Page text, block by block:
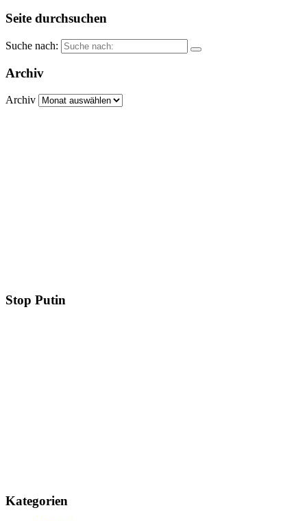
Seite durchsuchen
Suche nach:
Archiv
Archiv
Stop Putin
Kategorien